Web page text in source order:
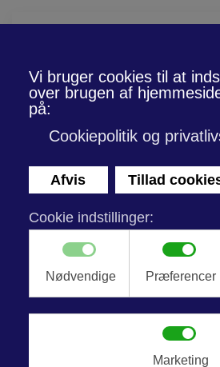
GLARMESTER I BRØNDBY,
SKOVSHOVED &
F. Weien
Kvalitet, effektivitet og en
sædvanlige.
Brug for et tilbud?
Ring
formular.